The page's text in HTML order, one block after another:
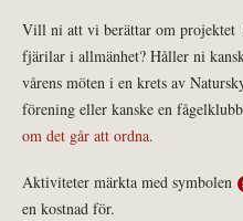
Vill ni att vi berättar om projektet
fjärilar i allmänhet? Håller ni
vårens möten i en krets av
förening eller kanske en
om det går att ordna.
Aktiviteter märkta med symbolen
en kostnad för.